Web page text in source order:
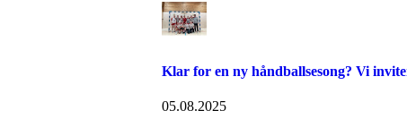
Klar for en ny håndballsesong? Vi
05.08.2025